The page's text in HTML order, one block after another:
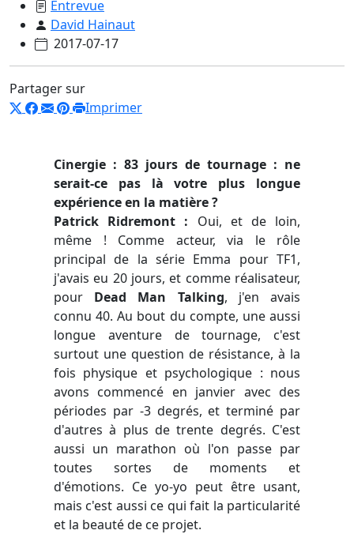
Entrevue
David Hainaut
2017-07-17
Partager sur
Imprimer
Cinergie : 83 jours de tournage : ne
serait-ce pas là votre plus longue
expérience en la matière ?
Patrick Ridremont : Oui, et de loin,
même ! Comme acteur, via le rôle
principal de la série Emma pour TF1,
j'avais eu 20 jours, et comme réalisateur,
pour Dead Man Talking, j'en avais
connu 40. Au bout du compte, une aussi
longue aventure de tournage, c'est
surtout une question de résistance, à la
fois physique et psychologique : nous
avons commencé en janvier avec des
périodes par -3 degrés, et terminé par
d'autres à plus de trente degrés. C'est
aussi un marathon où l'on passe par
toutes sortes de moments et
d'émotions. Ce yo-yo peut être usant,
mais c'est aussi ce qui fait la particularité
et la beauté de ce projet.